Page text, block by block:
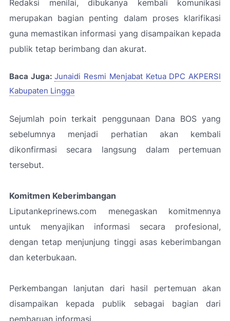
Redaksi menilai, dibukanya kembali komunikasi
merupakan bagian penting dalam proses klarifikasi
guna memastikan informasi yang disampaikan kepada
publik tetap berimbang dan akurat.
Baca Juga: Junaidi Resmi Menjabat Ketua DPC AKPERSI
Kabupaten Lingga
Sejumlah poin terkait penggunaan Dana BOS yang
sebelumnya menjadi perhatian akan kembali
dikonfirmasi secara langsung dalam pertemuan
tersebut.
Komitmen Keberimbangan
Liputankeprinews.com menegaskan komitmennya
untuk menyajikan informasi secara profesional,
dengan tetap menjunjung tinggi asas keberimbangan
dan keterbukaan.
Perkembangan lanjutan dari hasil pertemuan akan
disampaikan kepada publik sebagai bagian dari
pembaruan informasi.